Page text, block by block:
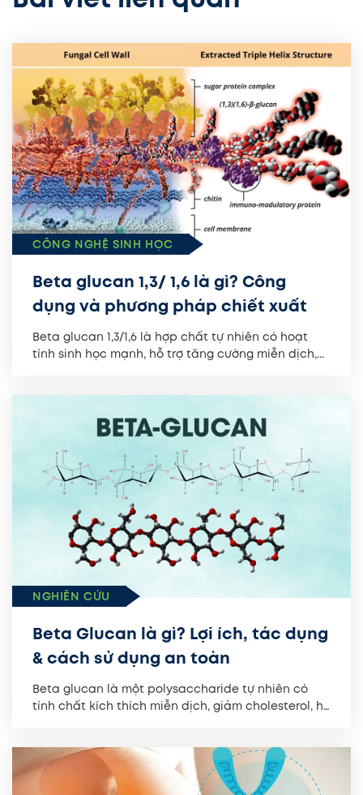
CÔNG NGHỆ SINH HỌC
Beta glucan 1,3/ 1,6 là gì? Công
dụng và phương pháp chiết xuất
Beta glucan 1,3/1,6 là hợp chất tự nhiên có hoạt
tính sinh học mạnh, hỗ trợ tăng cường miễn dịch,...
NGHIÊN CỨU
Beta Glucan là gì? Lợi ích, tác dụng
& cách sử dụng an toàn
Beta glucan là một polysaccharide tự nhiên có
tính chất kích thích miễn dịch, giảm cholesterol, hỗ